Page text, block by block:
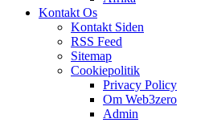
Kontakt Os
Kontakt Siden
RSS Feed
Sitemap
Cookiepolitik
Privacy Policy
Om Web3zero
Admin